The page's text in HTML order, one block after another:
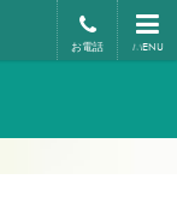
MENU
お電話